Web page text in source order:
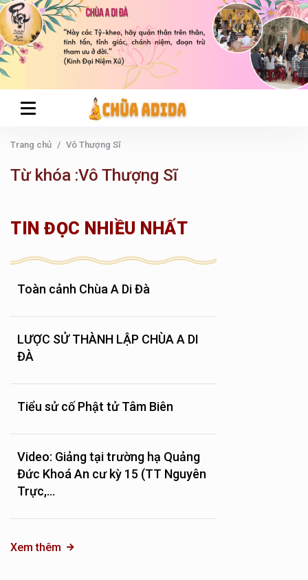
Trang chủ Vô Thượng Sĩ
Từ khóa :Vô Thượng Sĩ
TIN ĐỌC NHIỀU NHẤT
Toàn cảnh Chùa A Di Đà
LƯỢC SỬ THÀNH LẬP CHÙA A DI
ĐÀ
Tiểu sử cố Phật tử Tâm Biên
Video: Giảng tại trường hạ Quảng
Đức Khoá An cư kỳ 15 (TT Nguyên
Trực,...
Xem thêm